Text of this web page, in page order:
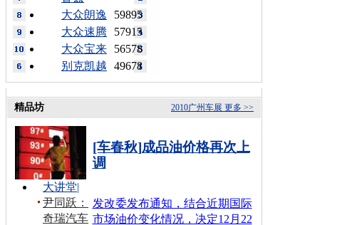
59895
大众朗逸
57915
大众速腾
56578
大众宝来
49678
别克凯越
更多 >>
2010广州车展
精品坊
[车春秋]成品油价格再次上
调
发改委发布通知，结合近期国际
市场油价变化情况，决定12月22
大讲堂|
尹同跃：
奇瑞汽车